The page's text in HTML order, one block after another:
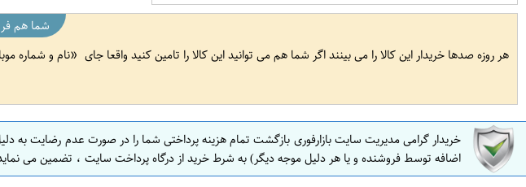
شما هم
هر روزه صدها خریدار این کالا را می بینند اگر شما هم می توانید این کالا را تامین کنید واقعا جای
نام و شماره
خریدار گرامی مدیریت سایت بازارفوری بازگشت تمام هزینه پرداختی شما را در صورت عدم رضایت
اضافه توسط فروشنده و یا هر دلیل موجه دیگر) به شرط خرید از درگاه پرداخت سایت ، تضمین می